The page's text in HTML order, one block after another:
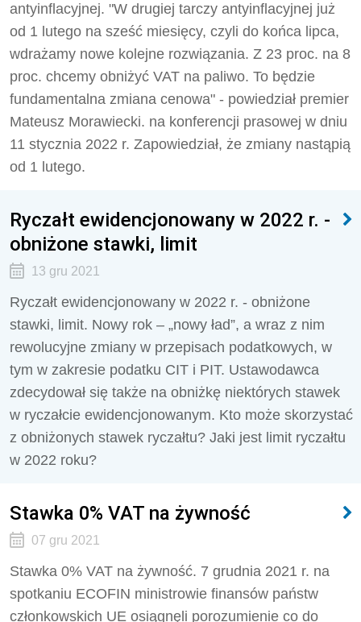
antyinflacyjnej. "W drugiej tarczy antyinflacyjnej już
od 1 lutego na sześć miesięcy, czyli do końca lipca,
wdrażamy nowe kolejne rozwiązania. Z 23 proc. na 8
proc. chcemy obniżyć VAT na paliwo. To będzie
fundamentalna zmiana cenowa" - powiedział premier
Mateusz Morawiecki. na konferencji prasowej w dniu
11 stycznia 2022 r. Zapowiedział, że zmiany nastąpią
od 1 lutego.
Ryczałt ewidencjonowany w 2022 r. -
obniżone stawki, limit
13 gru 2021
Ryczałt ewidencjonowany w 2022 r. - obniżone
stawki, limit. Nowy rok – „nowy ład”, a wraz z nim
rewolucyjne zmiany w przepisach podatkowych, w
tym w zakresie podatku CIT i PIT. Ustawodawca
zdecydował się także na obniżkę niektórych stawek
w ryczałcie ewidencjonowanym. Kto może skorzystać
z obniżonych stawek ryczałtu? Jaki jest limit ryczałtu
w 2022 roku?
Stawka 0% VAT na żywność
07 gru 2021
Stawka 0% VAT na żywność. 7 grudnia 2021 r. na
spotkaniu ECOFIN ministrowie finansów państw
członkowskich UE osiągnęli porozumienie co do